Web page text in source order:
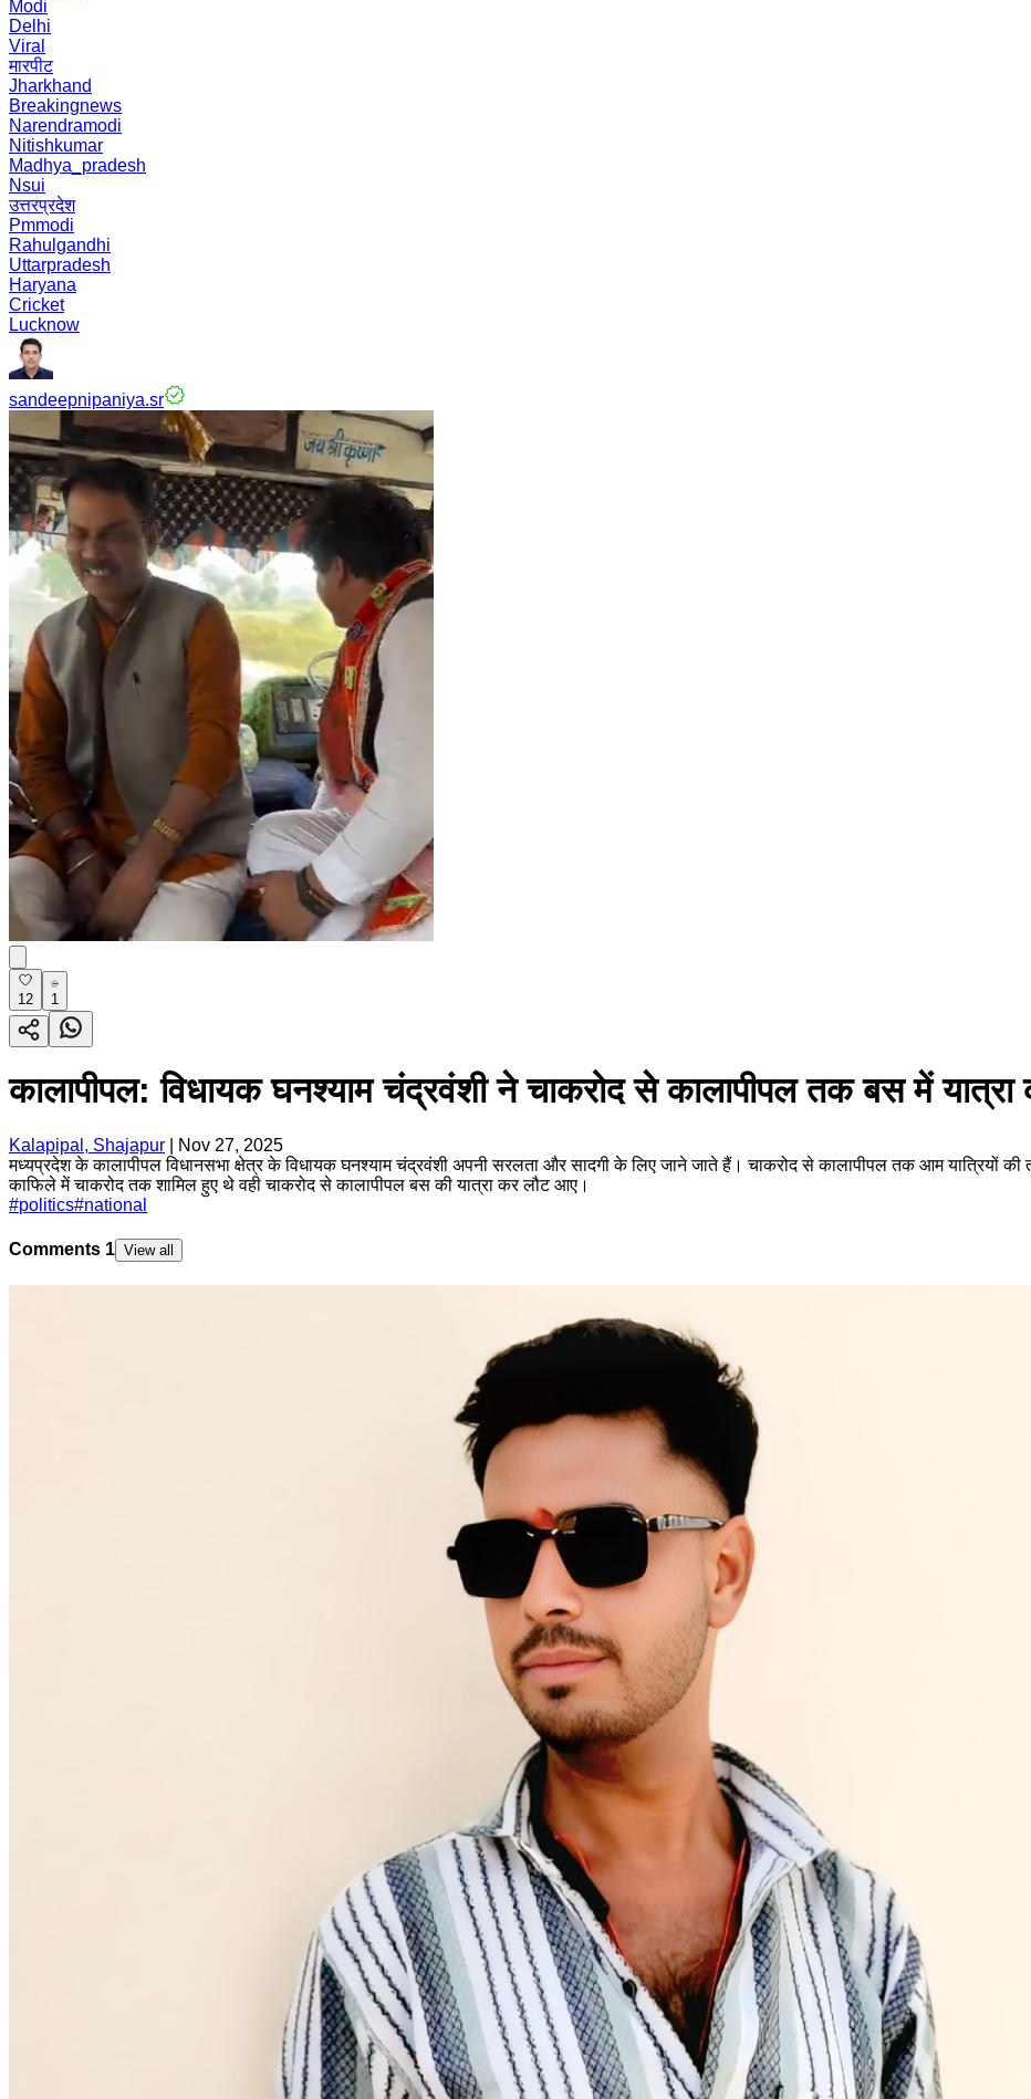
Modi
Delhi
Viral
मारपीट
Jharkhand
Breakingnews
Narendramodi
Nitishkumar
Madhya_pradesh
Nsui
उत्तरप्रदेश
Pmmodi
Rahulgandhi
Uttarpradesh
Haryana
Cricket
Lucknow
sandeepnipaniya.sr
12 1
कालापीपल: विधायक घनश्याम चंद्रवंशी ने चाकरोद से कालापीपल तक बस में यात्रा
Kalapipal, Shajapur
Nov 27, 2025
मध्यप्रदेश के कालापीपल विधानसभा क्षेत्र के विधायक घनश्याम चंद्रवंशी अपनी सरलता और सादगी के लिए जाने जाते हैं। चाकरोद से कालापीपल तक आम यात्रियों
काफिले में चाकरोद तक शामिल हुए थे वही चाकरोद से कालापीपल बस की यात्रा कर लौट आए।
#politics#national
Comments 1 View all